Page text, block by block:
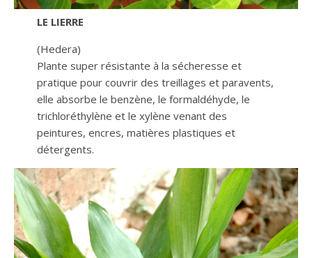
LE LIERRE
(Hedera)
Plante super résistante à la sécheresse et
pratique pour couvrir des treillages et paravents,
elle absorbe le benzène, le formaldéhyde, le
trichloréthylène et le xylène venant des
peintures, encres, matières plastiques et
détergents.